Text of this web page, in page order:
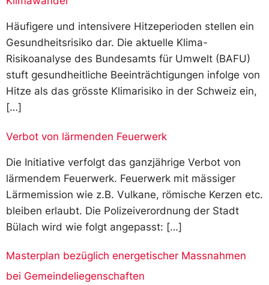
Häufigere und intensivere Hitzeperioden stellen ein
Gesundheitsrisiko dar. Die aktuelle Klima-
Risikoanalyse des Bundesamts für Umwelt (BAFU)
stuft gesundheitliche Beeinträchtigungen infolge von
Hitze als das grösste Klimarisiko in der Schweiz ein,
[…]
Verbot von lärmenden Feuerwerk
Die Initiative verfolgt das ganzjährige Verbot von
lärmendem Feuerwerk. Feuerwerk mit mässiger
Lärmemission wie z.B. Vulkane, römische Kerzen etc.
bleiben erlaubt. Die Polizeiverordnung der Stadt
Bülach wird wie folgt angepasst: […]
Masterplan bezüglich energetischer Massnahmen
bei Gemeindeliegenschaften